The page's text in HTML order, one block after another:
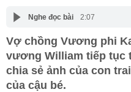
Nghe đọc bài 2:07
Vợ chồng Vương phi
vương William tiếp tục
chia sẻ ảnh của con
của cậu bé.